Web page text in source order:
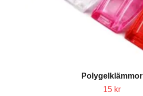
Polygelklämmor
15 kr